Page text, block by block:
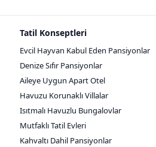
Tatil Konseptleri
Evcil Hayvan Kabul Eden Pansiyonlar
Denize Sıfır Pansiyonlar
Aileye Uygun Apart Otel
Havuzu Korunaklı Villalar
Isıtmalı Havuzlu Bungalovlar
Mutfaklı Tatil Evleri
Kahvaltı Dahil Pansiyonlar